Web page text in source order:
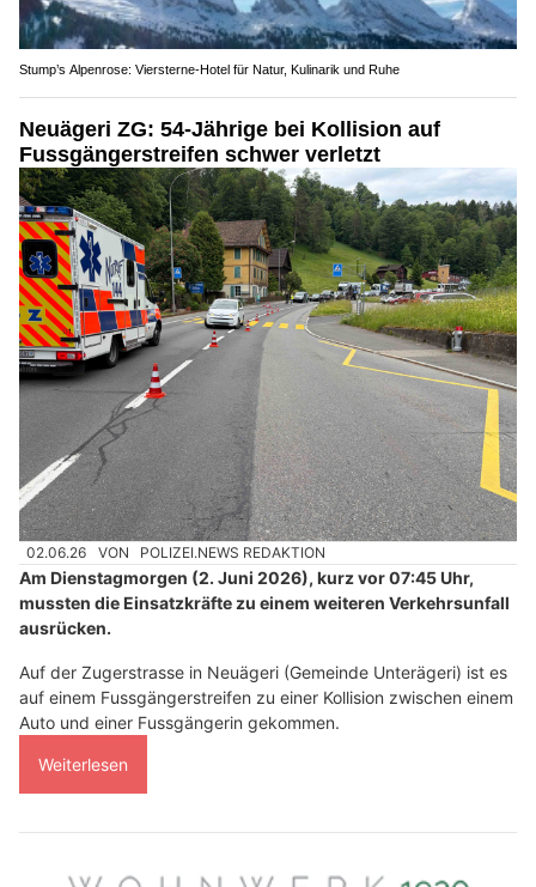
Stump’s Alpenrose: Viersterne-Hotel für Natur, Kulinarik und Ruhe
Neuägeri ZG: 54-Jährige bei Kollision auf
Fussgängerstreifen schwer verletzt
02.06.26 VON POLIZEI.NEWS REDAKTION
Am Dienstagmorgen (2. Juni 2026), kurz vor 07:45 Uhr,
mussten die Einsatzkräfte zu einem weiteren Verkehrsunfall
ausrücken.
Auf der Zugerstrasse in Neuägeri (Gemeinde Unterägeri) ist es
auf einem Fussgängerstreifen zu einer Kollision zwischen einem
Auto und einer Fussgängerin gekommen.
Weiterlesen